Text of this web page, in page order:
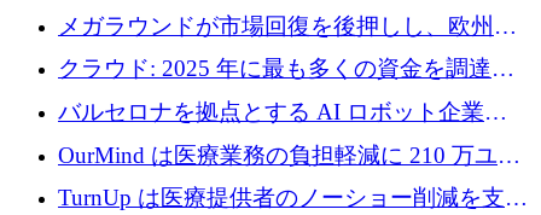
プテック戦略をどのように再構築しているか
メガラウンドが市場回復を後押しし、欧州の
ハイテク資金調達は5月に105億ユーロに回復
クラウド: 2025 年に最も多くの資金を調達し
た 10 社
バルセロナを拠点とする AI ロボット企業
Theker が 8,500 万ドルを調達
OurMind は医療業務の負担軽減に 210 万ユー
ロを寄付
TurnUp は医療提供者のノーショー削減を支援